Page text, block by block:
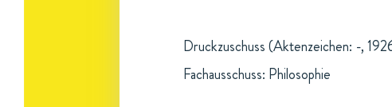
Druckzuschuss (Aktenzeichen: -,
Fachausschuss: Philosophie